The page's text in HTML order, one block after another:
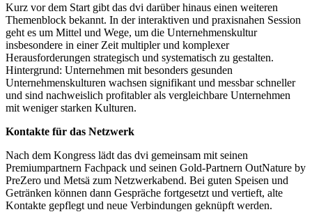
Kurz vor dem Start gibt das dvi darüber hinaus einen weiteren
Themenblock bekannt. In der interaktiven und praxisnahen Session
geht es um Mittel und Wege, um die Unternehmenskultur
insbesondere in einer Zeit multipler und komplexer
Herausforderungen strategisch und systematisch zu gestalten.
Hintergrund: Unternehmen mit besonders gesunden
Unternehmenskulturen wachsen signifikant und messbar schneller
und sind nachweislich profitabler als vergleichbare Unternehmen
mit weniger starken Kulturen.
Kontakte für das Netzwerk
Nach dem Kongress lädt das dvi gemeinsam mit seinen
Premiumpartnern Fachpack und seinen Gold-Partnern OutNature by
PreZero und Metsä zum Netzwerkabend. Bei guten Speisen und
Getränken können dann Gespräche fortgesetzt und vertieft, alte
Kontakte gepflegt und neue Verbindungen geknüpft werden.